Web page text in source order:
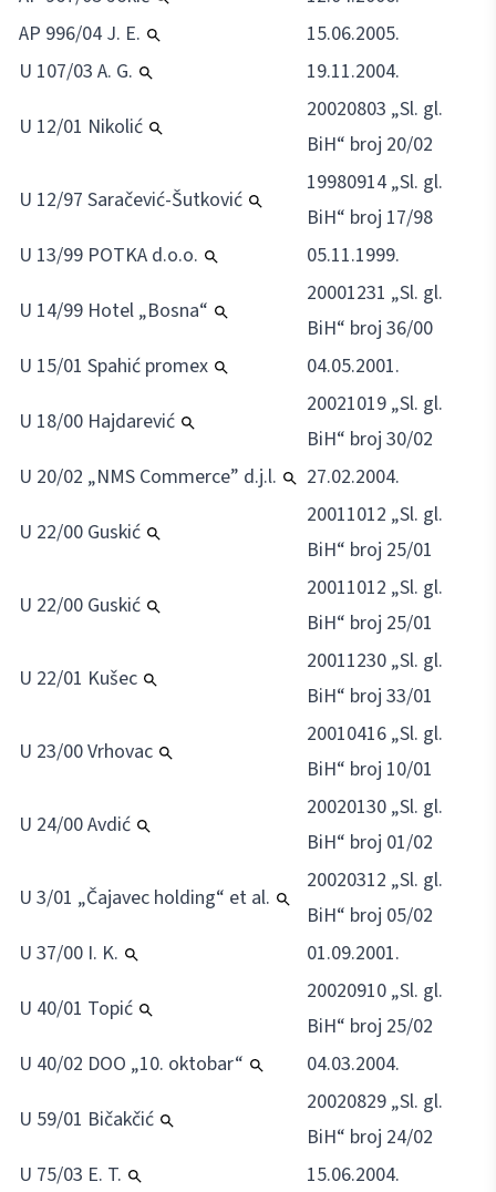
AP 996/04 J. E.
15.06.2005.
U 107/03 A. G.
19.11.2004.
U 12/01 Nikolić
20020803 „Sl. gl.
BiH“ broj 20/02
U 12/97 Saračević-Šutković
19980914 „Sl. gl.
BiH“ broj 17/98
U 13/99 POTKA d.o.o.
05.11.1999.
U 14/99 Hotel „Bosna“
20001231 „Sl. gl.
BiH“ broj 36/00
U 15/01 Spahić promex
04.05.2001.
U 18/00 Hajdarević
20021019 „Sl. gl.
BiH“ broj 30/02
U 20/02 „NMS Commerce” d.j.l.
27.02.2004.
U 22/00 Guskić
20011012 „Sl. gl.
BiH“ broj 25/01
U 22/00 Guskić
20011012 „Sl. gl.
BiH“ broj 25/01
U 22/01 Kušec
20011230 „Sl. gl.
BiH“ broj 33/01
U 23/00 Vrhovac
20010416 „Sl. gl.
BiH“ broj 10/01
U 24/00 Avdić
20020130 „Sl. gl.
BiH“ broj 01/02
U 3/01 „Čajavec holding“ et al.
20020312 „Sl. gl.
BiH“ broj 05/02
U 37/00 I. K.
01.09.2001.
U 40/01 Topić
20020910 „Sl. gl.
BiH“ broj 25/02
U 40/02 DOO „10. oktobar“
04.03.2004.
U 59/01 Bičakčić
20020829 „Sl. gl.
BiH“ broj 24/02
U 75/03 E. T.
15.06.2004.